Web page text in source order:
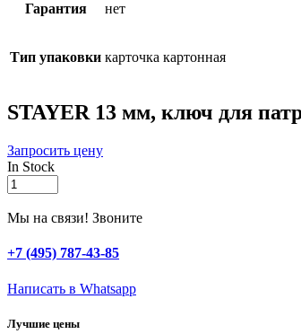
Гарантия нет
Тип упаковки карточка картонная
STAYER 13 мм, ключ для
Запросить цену
In Stock
STAYER
13
мм,
для
патрона
(29057-
quantity
Мы на связи! Звоните
+7 (495) 787-43-85
Написать в Whatsapp
Лучшие цены